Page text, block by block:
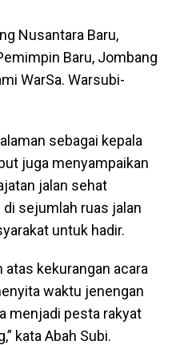
Nusantara Baru,
Baru, Jombang
WarSa. Warsubi-
sebagai kepala
juga menyampaikan
jalan sehat
sejumlah ruas jalan
untuk hadir.
atas kekurangan acara
waktu jenengan
menjadi pesta rakyat
kata Abah Subi.